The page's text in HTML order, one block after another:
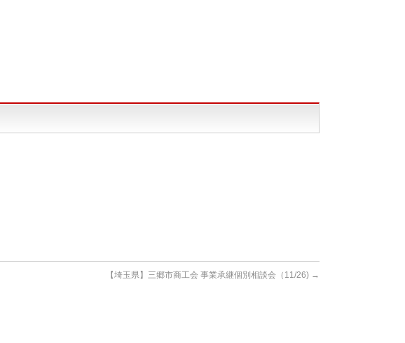
【埼玉県】三郷市商工会 事業承継個別相談会（11/26) →